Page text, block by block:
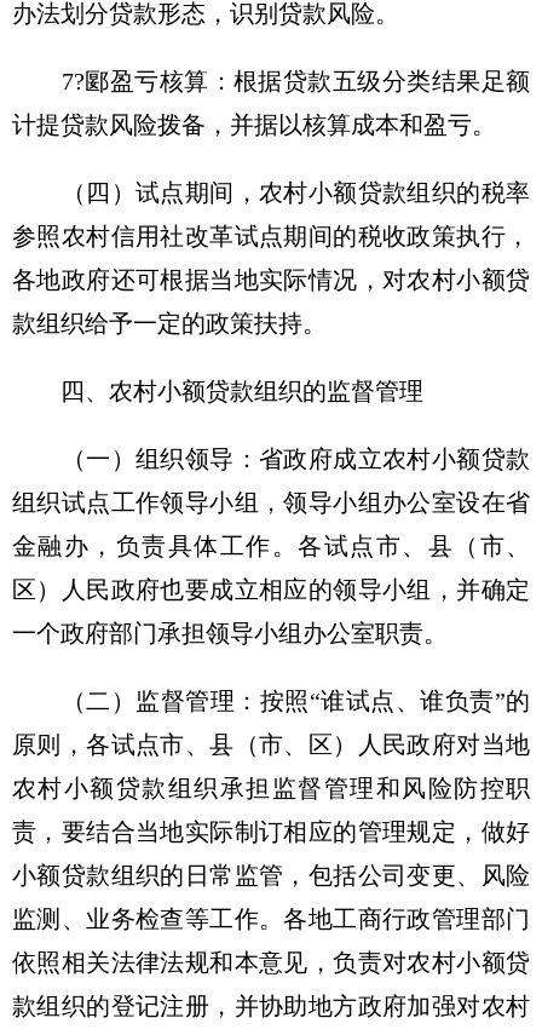
办法划分贷款形态，识别贷款风险。
7?郾盈亏核算：根据贷款五级分类结果足额
计提贷款风险拨备，并据以核算成本和盈亏。
（四）试点期间，农村小额贷款组织的税率
参照农村信用社改革试点期间的税收政策执行，
各地政府还可根据当地实际情况，对农村小额贷
款组织给予一定的政策扶持。
四、农村小额贷款组织的监督管理
（一）组织领导：省政府成立农村小额贷款
组织试点工作领导小组，领导小组办公室设在省
金融办，负责具体工作。各试点市、县（市、
区）人民政府也要成立相应的领导小组，并确定
一个政府部门承担领导小组办公室职责。
（二）监督管理：按照“谁试点、谁负责”的
原则，各试点市、县（市、区）人民政府对当地
农村小额贷款组织承担监督管理和风险防控职
责，要结合当地实际制订相应的管理规定，做好
小额贷款组织的日常监管，包括公司变更、风险
监测、业务检查等工作。各地工商行政管理部门
依照相关法律法规和本意见，负责对农村小额贷
款组织的登记注册，并协助地方政府加强对农村